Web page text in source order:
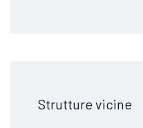
Strutture vicine